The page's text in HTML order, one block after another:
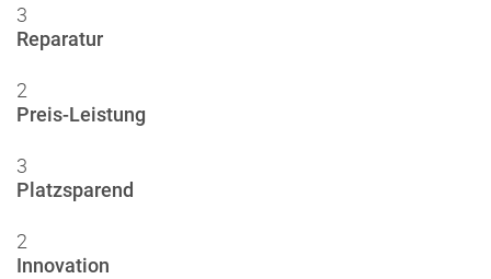
3
Reparatur
2
Preis-Leistung
3
Platzsparend
2
Innovation